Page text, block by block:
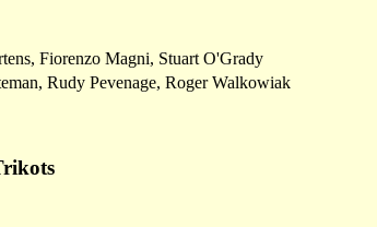
Fiorenzo Magni, Stuart O'Grady
Rudy Pevenage, Roger Walkowiak